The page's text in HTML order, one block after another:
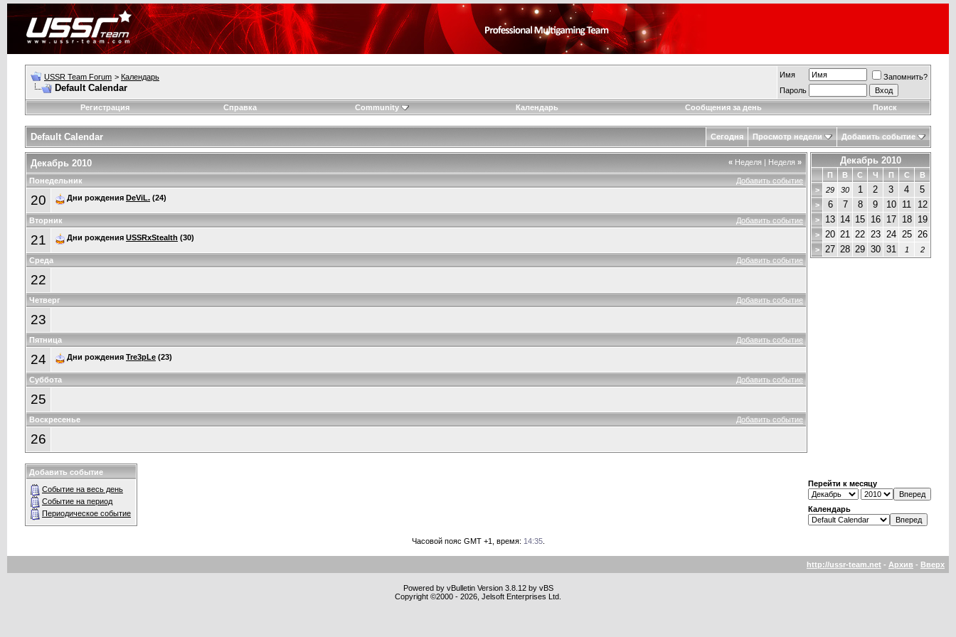
USSR Team Forum > Календарь
Default Calendar
Имя
Запомнить?
Пароль
Регистрация
Справка Community Календарь Сообщения за день Поиск
Default Calendar Сегодня Просмотр недели Добавить событие
« Неделя | Неделя »
Декабрь 2010
Добавить событие
Понедельник
20 Дни рождения DeViL. (24)
Добавить событие
Вторник
21 Дни рождения USSRxStealth (30)
Добавить событие
Среда
22
Добавить событие
Четверг
23
Добавить событие
Пятница
24 Дни рождения Tre3pLe (23)
Добавить событие
Суббота
25
Добавить событие
Воскресенье
26
Декабрь 2010
П В С Ч П С
В
>
29 30 1 2 3 4 5
> 6 7 8 9 10 11 12
> 13 14 15 16 17 18 19
> 20 21 22 23 24 25 26
> 27 28 29 30 31 1 2
Добавить событие
Событие на весь день
Событие на период
Периодическое событие
Перейти к месяцу
Календарь
Часовой пояс GMT +1, время: 14:35.
http://ussr-team.net - Архив - Вверх
Powered by vBulletin Version 3.8.12 by vBS
Copyright ©2000 - 2026, Jelsoft Enterprises Ltd.